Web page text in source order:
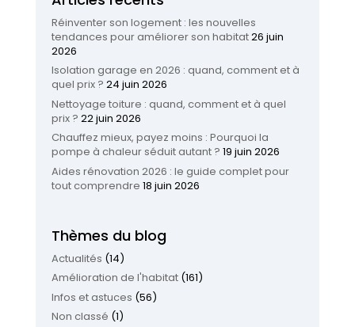
Réinventer son logement : les nouvelles
tendances pour améliorer son habitat26 juin
2026
Isolation garage en 2026 : quand, comment et à
quel prix ? 24 juin 2026
Nettoyage toiture : quand, comment et à quel
prix ? 22 juin 2026
Chauffez mieux, payez moins : Pourquoi la
pompe à chaleur séduit autant ? 19 juin 2026
Aides rénovation 2026 : le guide complet pour
tout comprendre 18 juin 2026
Thèmes du blog
Actualités (14)
Amélioration de l'habitat(161)
Infos et astuces (56)
Non classé (1)